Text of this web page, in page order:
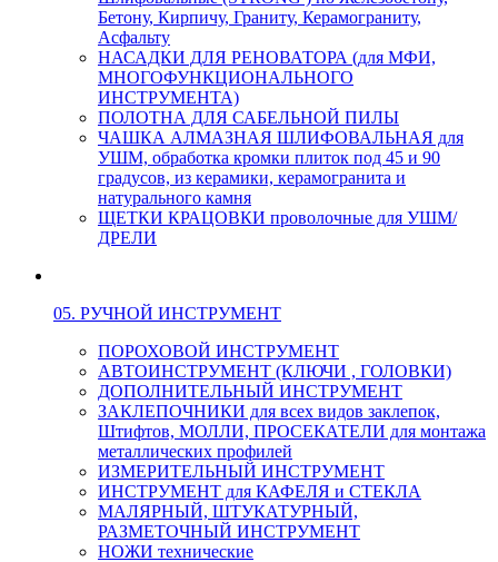
Бетону, Кирпичу, Граниту, Керамограниту,
Асфальту
НАСАДКИ ДЛЯ РЕНОВАТОРА (для МФИ,
МНОГОФУНКЦИОНАЛЬНОГО
ИНСТРУМЕНТА)
ПОЛОТНА ДЛЯ САБЕЛЬНОЙ ПИЛЫ
ЧАШКА АЛМАЗНАЯ ШЛИФОВАЛЬНАЯ для
УШМ, обработка кромки плиток под 45 и 90
градусов, из керамики, керамогранита и
натурального камня
ЩЕТКИ КРАЦОВКИ проволочные для УШМ/
ДРЕЛИ
05. РУЧНОЙ ИНСТРУМЕНТ
ПОРОХОВОЙ ИНСТРУМЕНТ
АВТОИНСТРУМЕНТ (КЛЮЧИ , ГОЛОВКИ)
ДОПОЛНИТЕЛЬНЫЙ ИНСТРУМЕНТ
ЗАКЛЕПОЧНИКИ для всех видов заклепок,
Штифтов, МОЛЛИ, ПРОСЕКАТЕЛИ для монтажа
металлических профилей
ИЗМЕРИТЕЛЬНЫЙ ИНСТРУМЕНТ
ИНСТРУМЕНТ для КАФЕЛЯ и СТЕКЛА
МАЛЯРНЫЙ, ШТУКАТУРНЫЙ,
РАЗМЕТОЧНЫЙ ИНСТРУМЕНТ
НОЖИ технические